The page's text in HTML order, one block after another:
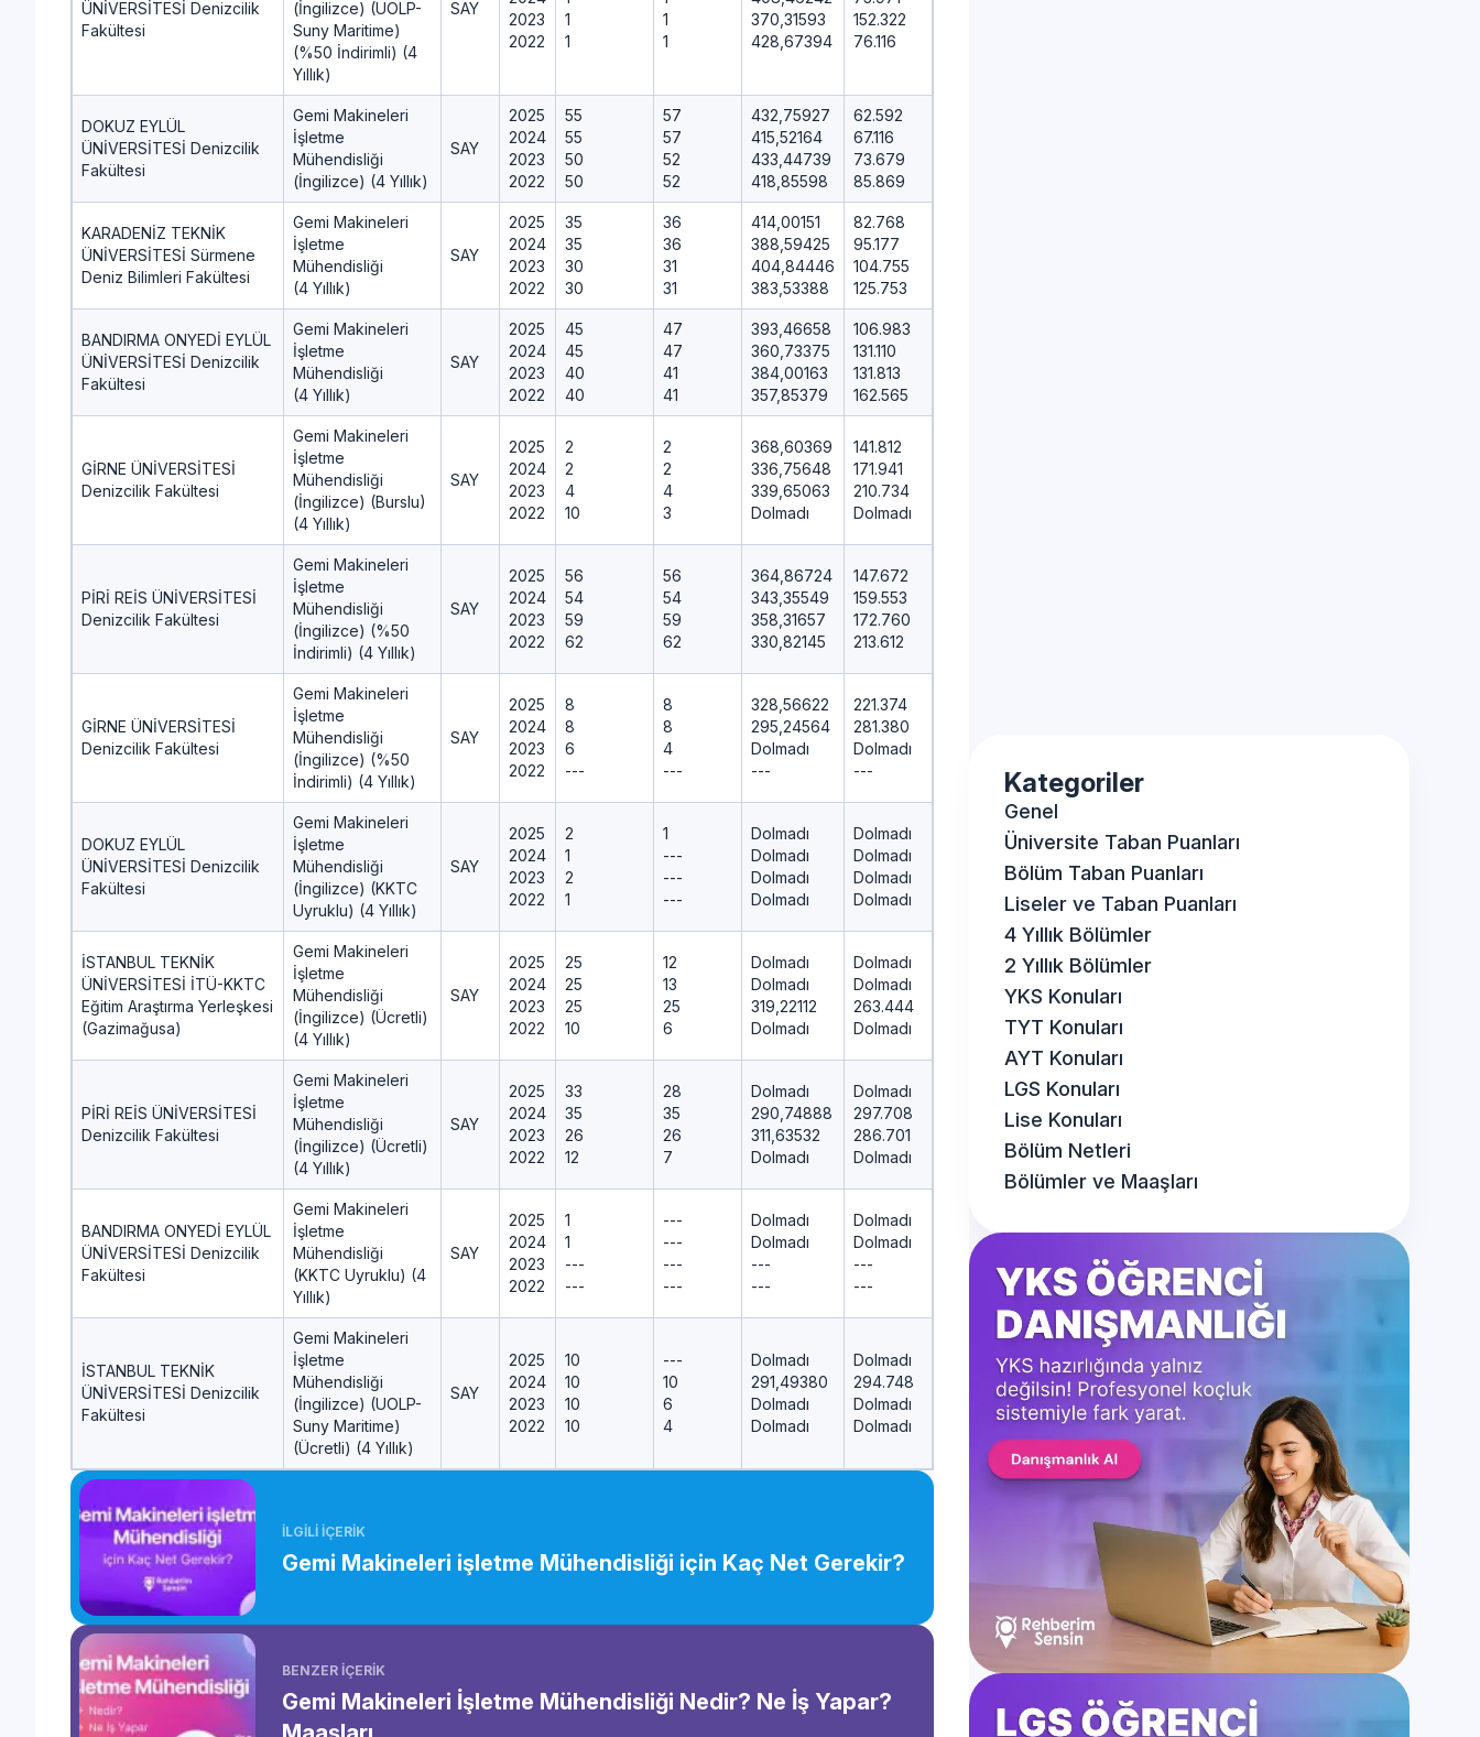
ÜNİVERSİTESİ Denizcilik
Fakültesi
(İngilizce) (UOLP-
Suny Maritime)
(%50 İndirimli) (4
Yıllık)
SAY
2023
2022
1
1
1
1
370,31593
428,67394
152.322
76.116
DOKUZ EYLÜL
ÜNİVERSİTESİ Denizcilik
Fakültesi
Gemi Makineleri
İşletme
Mühendisliği
(İngilizce) (4 Yıllık)
SAY
2025
2024
2023
2022
55
55
50
50
57
57
52
52
432,75927
415,52164
433,44739
418,85598
62.592
67.116
73.679
85.869
KARADENİZ TEKNİK
ÜNİVERSİTESİ Sürmene
Deniz Bilimleri Fakültesi
Gemi Makineleri
İşletme
Mühendisliği
(4 Yıllık)
SAY
2025
2024
2023
2022
35
35
30
30
36
36
31
31
414,00151
388,59425
404,84446
383,53388
82.768
95.177
104.755
125.753
BANDIRMA ONYEDİ EYLÜL
ÜNİVERSİTESİ Denizcilik
Fakültesi
Gemi Makineleri
İşletme
Mühendisliği
(4 Yıllık)
SAY
2025
2024
2023
2022
45
45
40
40
47
47
41
41
393,46658
360,73375
384,00163
357,85379
106.983
131.110
131.813
162.565
GİRNE ÜNİVERSİTESİ
Denizcilik Fakültesi
Gemi Makineleri
İşletme
Mühendisliği
(İngilizce) (Burslu)
(4 Yıllık)
SAY
2025
2024
2023
2022
2
2
4
10
2
2
4
3
368,60369
336,75648
339,65063
Dolmadı
141.812
171.941
210.734
Dolmadı
PİRİ REİS ÜNİVERSİTESİ
Denizcilik Fakültesi
Gemi Makineleri
İşletme
Mühendisliği
(İngilizce) (%50
İndirimli) (4 Yıllık)
SAY
2025
2024
2023
2022
56
54
59
62
56
54
59
62
364,86724
343,35549
358,31657
330,82145
147.672
159.553
172.760
213.612
GİRNE ÜNİVERSİTESİ
Denizcilik Fakültesi
Gemi Makineleri
İşletme
Mühendisliği
(İngilizce) (%50
İndirimli) (4 Yıllık)
SAY
2025
2024
2023
2022
8
8
6
---
8
8
4
---
328,56622
295,24564
Dolmadı
---
221.374
281.380
Dolmadı
---
DOKUZ EYLÜL
ÜNİVERSİTESİ Denizcilik
Fakültesi
Gemi Makineleri
İşletme
Mühendisliği
(İngilizce) (KKTC
Uyruklu) (4 Yıllık)
SAY
2025
2024
2023
2022
2
1
2
1
1
---
---
---
Dolmadı
Dolmadı
Dolmadı
Dolmadı
Dolmadı
Dolmadı
Dolmadı
Dolmadı
İSTANBUL TEKNİK
ÜNİVERSİTESİ İTÜ-KKTC
Eğitim Araştırma Yerleşkesi
(Gazimağusa)
Gemi Makineleri
İşletme
Mühendisliği
(İngilizce) (Ücretli)
(4 Yıllık)
SAY
2025
2024
2023
2022
25
25
25
10
12
13
25
6
Dolmadı
Dolmadı
319,22112
Dolmadı
Dolmadı
Dolmadı
263.444
Dolmadı
PİRİ REİS ÜNİVERSİTESİ
Denizcilik Fakültesi
Gemi Makineleri
İşletme
Mühendisliği
(İngilizce) (Ücretli)
(4 Yıllık)
SAY
2025
2024
2023
2022
33
35
26
12
28
35
26
7
Dolmadı
290,74888
311,63532
Dolmadı
Dolmadı
297.708
286.701
Dolmadı
BANDIRMA ONYEDİ EYLÜL
ÜNİVERSİTESİ Denizcilik
Fakültesi
Gemi Makineleri
İşletme
Mühendisliği
(KKTC Uyruklu) (4
Yıllık)
SAY
2025
2024
2023
2022
1
1
---
---
---
---
---
---
Dolmadı
Dolmadı
---
---
Dolmadı
Dolmadı
---
---
İSTANBUL TEKNİK
ÜNİVERSİTESİ Denizcilik
Fakültesi
Gemi Makineleri
İşletme
Mühendisliği
(İngilizce) (UOLP-
Suny Maritime)
(Ücretli) (4 Yıllık)
SAY
2025
2024
2023
2022
10
10
10
10
---
10
6
4
Dolmadı
291,49380
Dolmadı
Dolmadı
Dolmadı
294.748
Dolmadı
Dolmadı
İLGİLİ İÇERİK
Gemi Makineleri işletme Mühendisliği için Kaç Net Gerekir?
BENZER İÇERİK
Gemi Makineleri İşletme Mühendisliği Nedir? Ne İş Yapar?